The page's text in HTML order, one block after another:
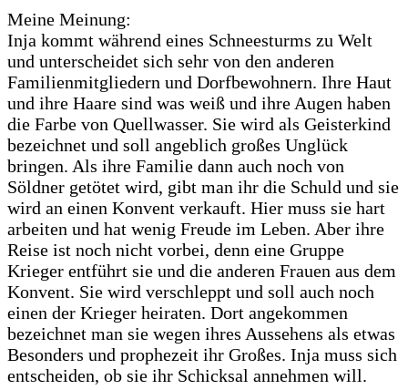
Meine Meinung:
Inja kommt während eines Schneesturms zu Welt
und unterscheidet sich sehr von den anderen
Familienmitgliedern und Dorfbewohnern. Ihre Haut
und ihre Haare sind was weiß und ihre Augen haben
die Farbe von Quellwasser. Sie wird als Geisterkind
bezeichnet und soll angeblich großes Unglück
bringen. Als ihre Familie dann auch noch von
Söldner getötet wird, gibt man ihr die Schuld und sie
wird an einen Konvent verkauft. Hier muss sie hart
arbeiten und hat wenig Freude im Leben. Aber ihre
Reise ist noch nicht vorbei, denn eine Gruppe
Krieger entführt sie und die anderen Frauen aus dem
Konvent. Sie wird verschleppt und soll auch noch
einen der Krieger heiraten. Dort angekommen
bezeichnet man sie wegen ihres Aussehens als etwas
Besonders und prophezeit ihr Großes. Inja muss sich
entscheiden, ob sie ihr Schicksal annehmen will.